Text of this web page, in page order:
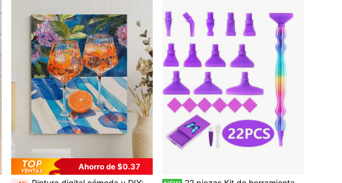
Ahorro de $0.37